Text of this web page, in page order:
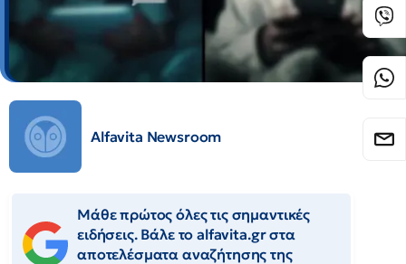
Alfavita Newsroom
Μάθε πρώτος όλες τις σημαντικές
ειδήσεις. Βάλε το alfavita.gr στα
αποτελέσματα αναζήτησης της